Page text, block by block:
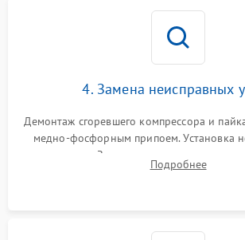
4. Замена неисправных
Демонтаж сгоревшего компрессора и
медно-фосфорным припоем. Установка
осушителя. Замена изношенных
сломанных заслонок или поврежденных
Подробнее